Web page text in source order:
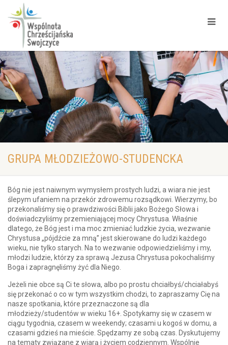
GRUPA MŁODZIEŻOWO-STUDENCKA
Bóg nie jest naiwnym wymysłem prostych ludzi, a wiara nie jest
ślepym ufaniem na przekór zdrowemu rozsądkowi. Wierzymy, bo
przekonaliśmy się o prawdziwości Biblii jako Bożego Słowa i
doświadczyliśmy przemieniającej mocy Chrystusa. Właśnie
dlatego, że Bóg jest i ma moc zmieniać ludzkie życia, wezwanie
Chrystusa „pójdźcie za mną” jest skierowane do ludzi każdego
wieku, nie tylko starych. Na to wezwanie odpowiedzieliśmy i my,
młodzi ludzie, którzy za sprawą Jezusa Chrystusa pokochaliśmy
Boga i zapragnęliśmy żyć dla Niego.
Jeżeli nie obce są Ci te słowa, albo po prostu chciałbyś/chciałabyś
się przekonać o co w tym wszystkim chodzi, to zapraszamy Cię na
nasze spotkania, które przeznaczone są dla
młodzieży/studentów w wieku 16+. Spotykamy się w czasem w
ciągu tygodnia, czasem w weekendy; czasami u kogoś w domu, a
czasami gdzieś na mieście. Spędzamy ze sobą czas. Dyskutujemy
na tematy związane z wiarą i życiem codziennym. Wspólnie